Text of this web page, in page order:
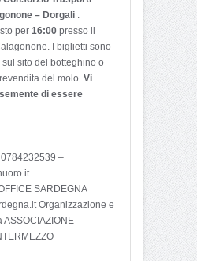
– Dorgali
per 16:00 presso il
I biglietti sono
sito del botteghino o
del molo. Vi
di essere
–
SARDEGNA
Organizzazione e